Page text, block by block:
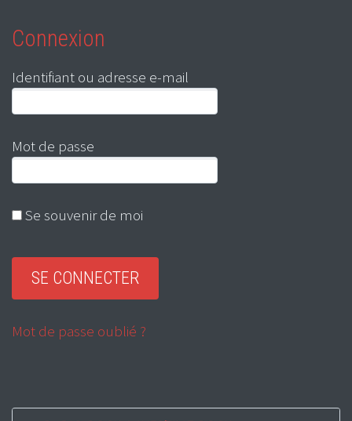
Connexion
Identifiant ou adresse e-mail
Mot de passe
Se souvenir de moi
Mot de passe oublié ?